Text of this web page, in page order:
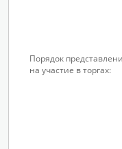
Порядок
на участие в торгах: